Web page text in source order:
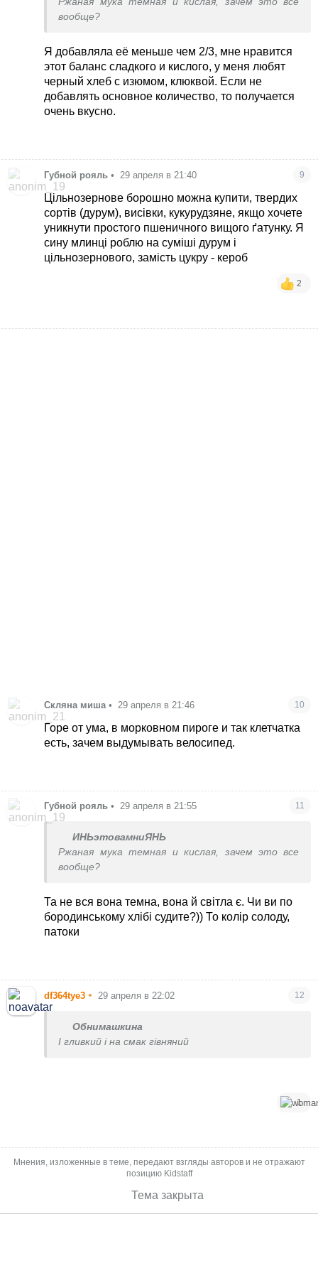
вообще?
Я добавляла её меньше чем 2/3, мне нравится
этот баланс сладкого и кислого, у меня любят
черный хлеб с изюмом, клюквой. Если не
добавлять основное количество, то получается
очень вкусно.
Губной рояль • 29 апреля в 21:40 9
Цільнозернове борошно можна купити, твердих
сортів (дурум), висівки, кукурудзяне, якщо хочете
уникнути простого пшеничного вищого ґатунку. Я
сину млинці роблю на суміші дурум і
цільнозернового, замість цукру - кероб
2
Скляна миша • 29 апреля в 21:46 10
Горе от ума, в морковном пироге и так клетчатка
есть, зачем выдумывать велосипед.
Губной рояль • 29 апреля в 21:55 11
ИНЬэтовамниЯНЬ
Ржаная мука темная и кислая, зачем это все
вообще?
Та не вся вона темна, вона й світла є. Чи ви по
бородинському хлібі судите?)) То колір солоду,
патоки
df364tye3 • 29 апреля в 22:02 12
Обнимашкина
І гливкий і на смак гівняний
1
Мнения, изложенные в теме, передают взгляды авторов и не отражают
позицию Kidstaff
Тема закрыта